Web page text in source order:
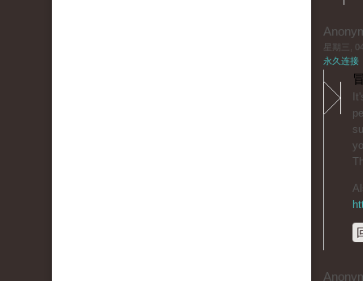
星期三,
永久连接